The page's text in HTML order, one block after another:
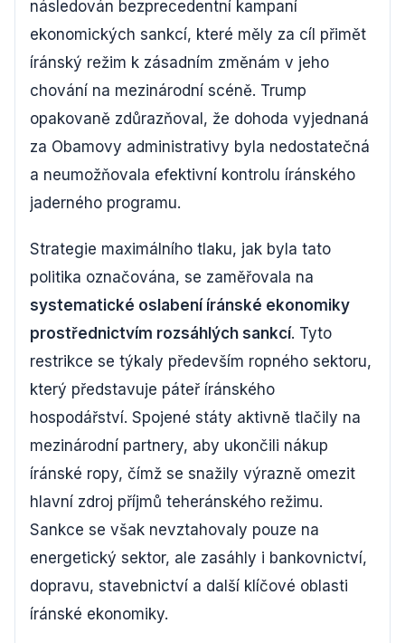
následován bezprecedentní kampaní
ekonomických sankcí, které měly za cíl přimět
íránský režim k zásadním změnám v jeho
chování na mezinárodní scéně. Trump
opakovaně zdůrazňoval, že dohoda vyjednaná
za Obamovy administrativy byla nedostatečná
a neumožňovala efektivní kontrolu íránského
jaderného programu.
Strategie maximálního tlaku, jak byla tato
politika označována, se zaměřovala na
systematické oslabení íránské ekonomiky
prostřednictvím rozsáhlých sankcí. Tyto
restrikce se týkaly především ropného sektoru,
který představuje páteř íránského
hospodářství. Spojené státy aktivně tlačily na
mezinárodní partnery, aby ukončili nákup
íránské ropy, čímž se snažily výrazně omezit
hlavní zdroj příjmů teheránského režimu.
Sankce se však nevztahovaly pouze na
energetický sektor, ale zasáhly i bankovnictví,
dopravu, stavebnictví a další klíčové oblasti
íránské ekonomiky.